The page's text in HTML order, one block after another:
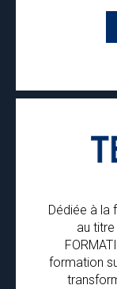
Dédiée à la
au
formation